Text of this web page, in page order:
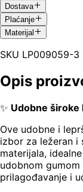
Dostava
Plaćanje
Materijal
SKU LP009059-3
Opis
✨ Udobne široke
Ove udobne i
izbor za ležeran i
materijala,
udobnom
prilagođavanje i